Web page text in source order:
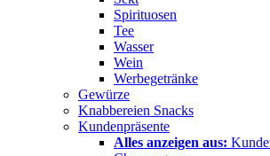
Spirituosen
Tee
Wasser
Wein
Werbegetränke
Gewürze
Knabbereien Snacks
Kundenpräsente
Alles anzeigen aus: